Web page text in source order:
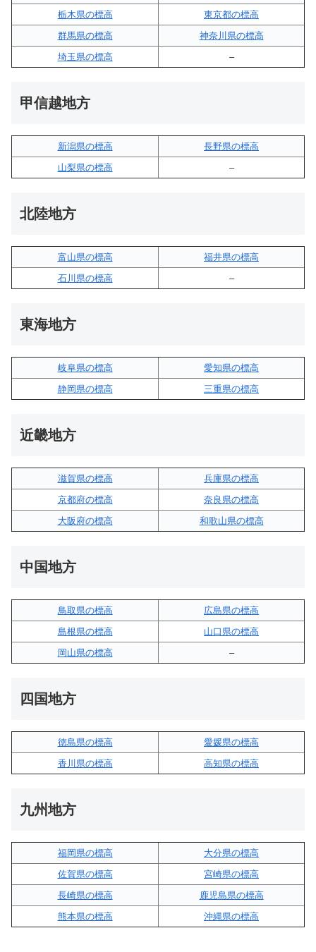
栃木県の標高
東京都の標高
群馬県の標高
神奈川県の標高
埼玉県の標高
–
甲信越地方
新潟県の標高
長野県の標高
山梨県の標高
–
北陸地方
富山県の標高
福井県の標高
石川県の標高
–
東海地方
岐阜県の標高
愛知県の標高
静岡県の標高
三重県の標高
近畿地方
滋賀県の標高
兵庫県の標高
京都府の標高
奈良県の標高
大阪府の標高
和歌山県の標高
中国地方
鳥取県の標高
広島県の標高
島根県の標高
山口県の標高
岡山県の標高
–
四国地方
徳島県の標高
愛媛県の標高
香川県の標高
高知県の標高
九州地方
福岡県の標高
大分県の標高
佐賀県の標高
宮崎県の標高
長崎県の標高
鹿児島県の標高
熊本県の標高
沖縄県の標高